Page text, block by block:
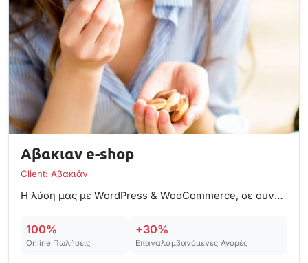
Αβακιαν e-shop
Client: Αβακιάν
Η λύση μας με WordPress & WooCommerce, σε συνδυασμό με ενσωματωμένα marketing funnels, οδήγησε σε αύξηση εσόδων κατά 230% για την εταιρεία.
100%
Online Πωλήσεις
+30%
Επαναλαμβανόμενες Αγορές